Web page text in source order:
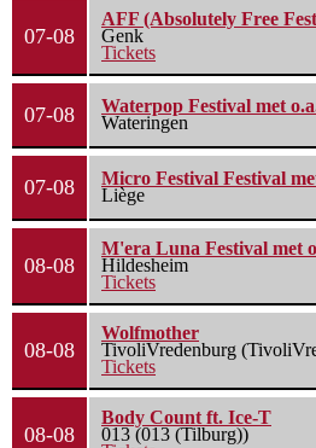
07-08
AFF (Absolutely Free
Genk
Tickets
07-08
Waterpop Festival met
Wateringen
07-08
Micro Festival Festival
Liège
08-08
M'era Luna Festival met
Hildesheim
Tickets
08-08
Wolfmother
TivoliVredenburg
Tickets
08-08
Body Count ft. Ice-T
013 (013 (Tilburg))